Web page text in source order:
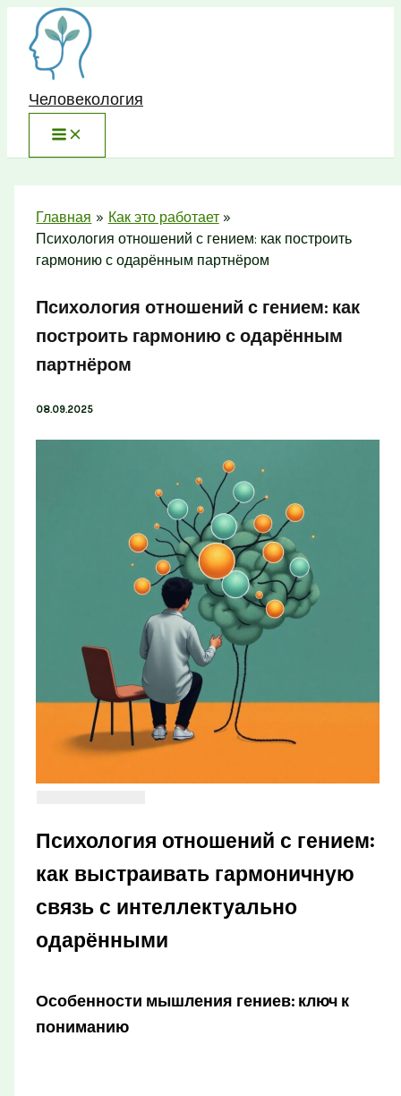
Перейти
содержимому
Человекология
Главная
Как это работает
Психология отношений с гением: как построить
гармонию с одарённым партнёром
Психология отношений с гением: как
построить гармонию с одарённым
партнёром
08.09.2025
Психология отношений с гением:
как выстраивать гармоничную
связь с интеллектуально
одарёнными
Особенности мышления гениев: ключ к
пониманию